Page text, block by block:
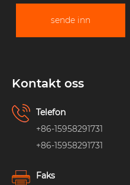
sende inn
Kontakt oss
Telefon
+86-15958291731
+86-15958291731
Faks